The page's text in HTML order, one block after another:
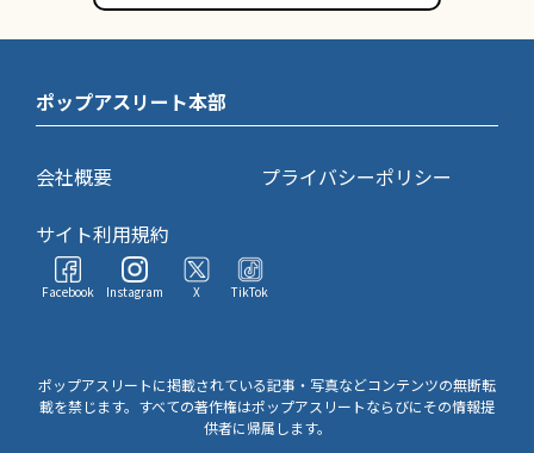
ポップアスリート本部
会社概要
プライバシーポリシー
サイト利用規約
Facebook Instagram X TikTok
ポップアスリートに掲載されている記事・写真などコンテンツの無断転
載を禁じます。すべての著作権はポップアスリートならびにその情報提
供者に帰属します。